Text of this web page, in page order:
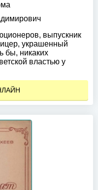
выпускник
украшенный
бы, никаких
властью у